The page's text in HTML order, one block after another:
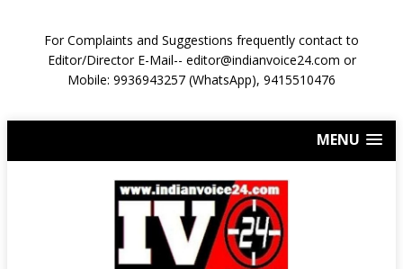
For Complaints and Suggestions frequently contact to
Editor/Director E-Mail-- editor@indianvoice24.com or
Mobile: 9936943257 (WhatsApp), 9415510476
MENU